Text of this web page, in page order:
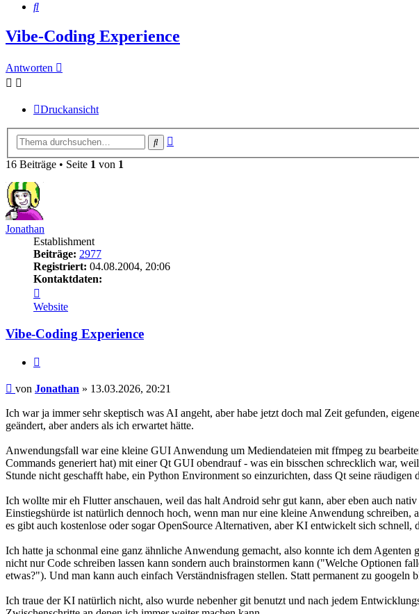
Suche
Vibe-Coding Experience
Antworten
Druckansicht
Suche
16 Beiträge • Seite 1 von 1
Jonathan
Establishment
Beiträge: 2977
Registriert: 04.08.2004, 20:06
Kontaktdaten:
von
Jonathan
Website
Vibe-Coding Experience
Beitrag
von Jonathan » 13.03.2026, 20:21
Ich war ja immer sehr skeptisch was AI angeht, aber habe jetzt doch mal Zeit gefunden,
geändert, aber anders als ich erwartet hätte.
Anwendungsfall war eine kleine GUI Anwendung um Mediendateien mit ffmpeg zu
Commands generiert hat) mit einer Qt GUI obendrauf - was ein bisschen schrecklich war,
Stunde nicht geschafft habe, ein Python Environment so einzurichten, dass Qt seine
Ich wollte mir eh Flutter anschauen, weil das halt Android sehr gut kann, aber eben auch
Einstiegshürde ist natürlich dennoch hoch, wenn man nur eine kleine Anwendung
es gibt auch kostenlose oder sogar OpenSource Alternativen, aber KI entwickelt sich
Ich hatte ja schonmal eine ganz ähnliche Anwendung gemacht, also konnte ich dem
nicht nur Code schreiben lassen kann sondern auch brainstormen kann ("Welche Optionen
etwas?"). Und man kann auch einfach Verständnisfragen stellen. Statt permanent zu
Ich traue der KI natürlich nicht, also wurde nebenher git benutzt und nach jedem